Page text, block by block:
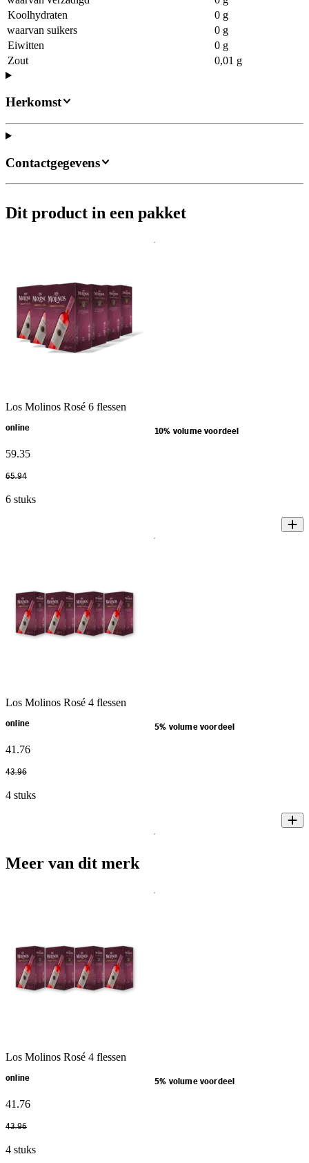
Koolhydraten
0 g
waarvan suikers
0 g
Eiwitten
0 g
Zout
0,01 g
Herkomst
Contactgegevens
Dit product in een pakket
Los Molinos Rosé 6 flessen
online 10% volume voordeel
59.35
65.94
6 stuks
Los Molinos Rosé 4 flessen
online 5% volume voordeel
41 .76
43.96
4 stuks
Meer van dit merk
Los Molinos Rosé 4 flessen
online 5% volume voordeel
41 .76
43.96
4 stuks